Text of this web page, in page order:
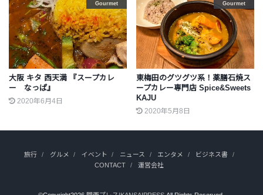
Gourmet
大阪 キタ 西天満 『スープカレ
ー なっぱ』
2020年6月4日
Gourmet
東梅田のグツグツ系！薬膳石焼ス
ープカレー専門店 Spice&Sweets
KAJU
2020年5月8日
旅行 グルメ イベント ニュース エンタメ
ビジネス書
CONTACT
運営会社